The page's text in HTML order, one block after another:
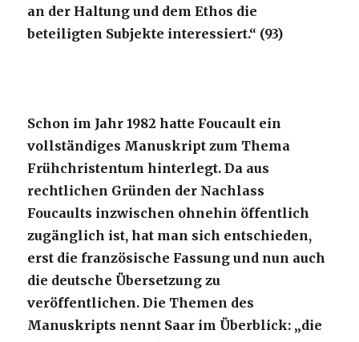
an der Haltung und dem Ethos die
beteiligten Subjekte interessiert.“ (93)
Schon im Jahr 1982 hatte Foucault ein
vollständiges Manuskript zum Thema
Frühchristentum hinterlegt. Da aus
rechtlichen Gründen der Nachlass
Foucaults inzwischen ohnehin öffentlich
zugänglich ist, hat man sich entschieden,
erst die französische Fassung und nun auch
die deutsche Übersetzung zu
veröffentlichen. Die Themen des
Manuskripts nennt Saar im Überblick: „die